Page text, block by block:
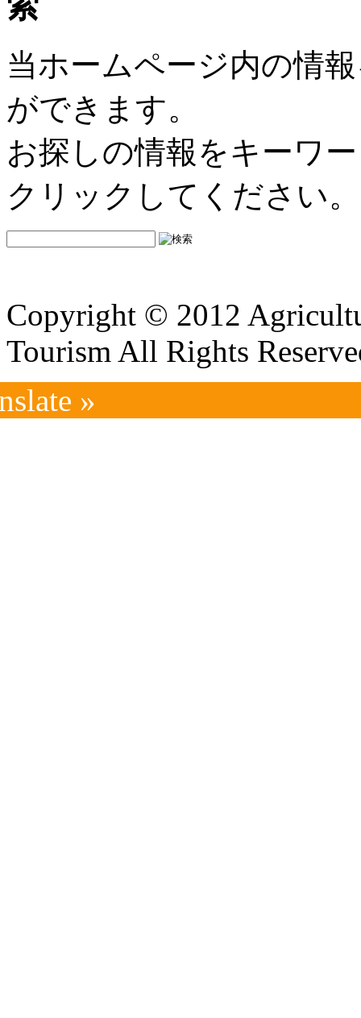
当ホームページ内の情
ができます。
お探しの情報をキーワ
クリックしてください。
Copyright © 2012
Tourism All Rights
»